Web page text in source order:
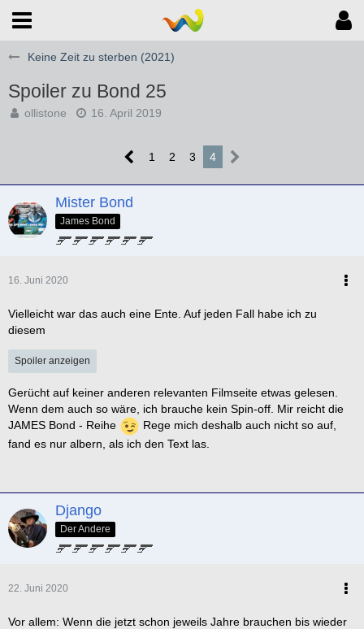
Keine Zeit zu sterben (2021)
Spoiler zu Bond 25
ollistone 16. April 2019
1 2 3 4
Mister Bond
James Bond
16. Juni 2020
Vielleicht war das auch eine Ente. Auf jeden Fall habe ich zu
diesem
Spoiler anzeigen
Gerücht auf keiner anderen relevanten Filmseite etwas gelesen.
Wenn dem auch so wäre, ich brauche kein Spin-off. Mir reicht die
JAMES Bond - Reihe
Rege mich deshalb auch nicht so auf,
fand es nur albern, als ich den Text las.
Django
Der Andere
22. Juni 2020
Vor allem: Wenn die jetzt schon jeweils Jahre brauchen bis wieder